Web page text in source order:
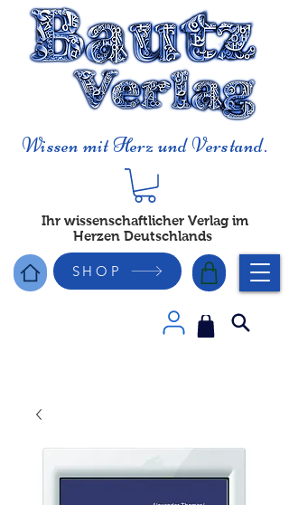
Wissen mit Herz und Verstand.
Ihr wissenschaftlicher Verlag im
Herzen Deutschlands
SHOP